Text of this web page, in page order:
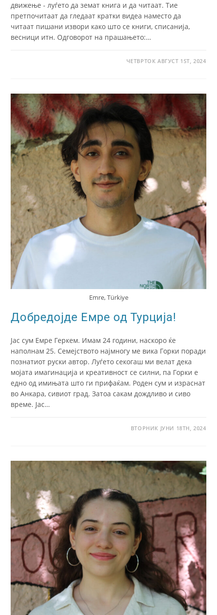
движење - луѓето да земат книга и да читаат. Тие
претпочитаат да гледаат кратки видеа наместо да
читаат пишани извори како што се книги, списанија,
весници итн. Одговорот на прашањето:…
ЧЕТВРТОК АВГУСТ 1ST, 2024
Emre, Türkiye
Добредојде Емре од Турција!
Јас сум Емре Геркем. Имам 24 години, наскоро ќе
наполнам 25. Семејството најмногу ме вика Горки поради
познатиот руски автор. Луѓето секогаш ми велат дека
мојата имагинација и креативност се силни, па Горки е
едно од имињата што ги прифаќам. Роден сум и израснат
во Анкара, сивиот град. Затоа сакам дождливо и сиво
време. Јас…
ВТОРНИК ЈУНИ 18TH, 2024